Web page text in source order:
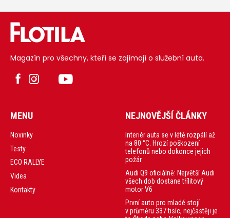
Magazín pro všechny, kteří se zajímají o služební auta.
MENU
Novinky
Testy
ECO RALLYE
Videa
Kontakty
NEJNOVĚJŠÍ ČLÁNKY
Interiér auta se v létě rozpálí až
na 80 °C. Hrozí poškození
telefonů nebo dokonce jejich
požár
Audi Q9 oficiálně: Největší Audi
všech dob dostane třílitový
motor V6
První auto pro mladé stojí
v průměru 337 tisíc, nejčastěji je